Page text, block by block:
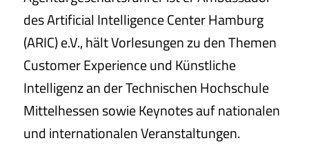
des Artificial Intelligence Center Hamburg
(ARIC) e.V., hält Vorlesungen zu den Themen
Customer Experience und Künstliche
Intelligenz an der Technischen Hochschule
Mittelhessen sowie Keynotes auf nationalen
und internationalen Veranstaltungen.